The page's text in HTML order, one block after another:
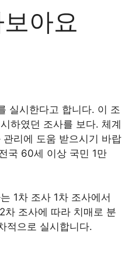
아요
실시한다고 합니다. 이 조
하였던 조사를 보다. 체계
리에 도움 받으시기 바랍
국 60세 이상 국민 1만
1차 조사 1차 조사에서
차 조사에 따라 치매로 분
적으로 실시합니다.